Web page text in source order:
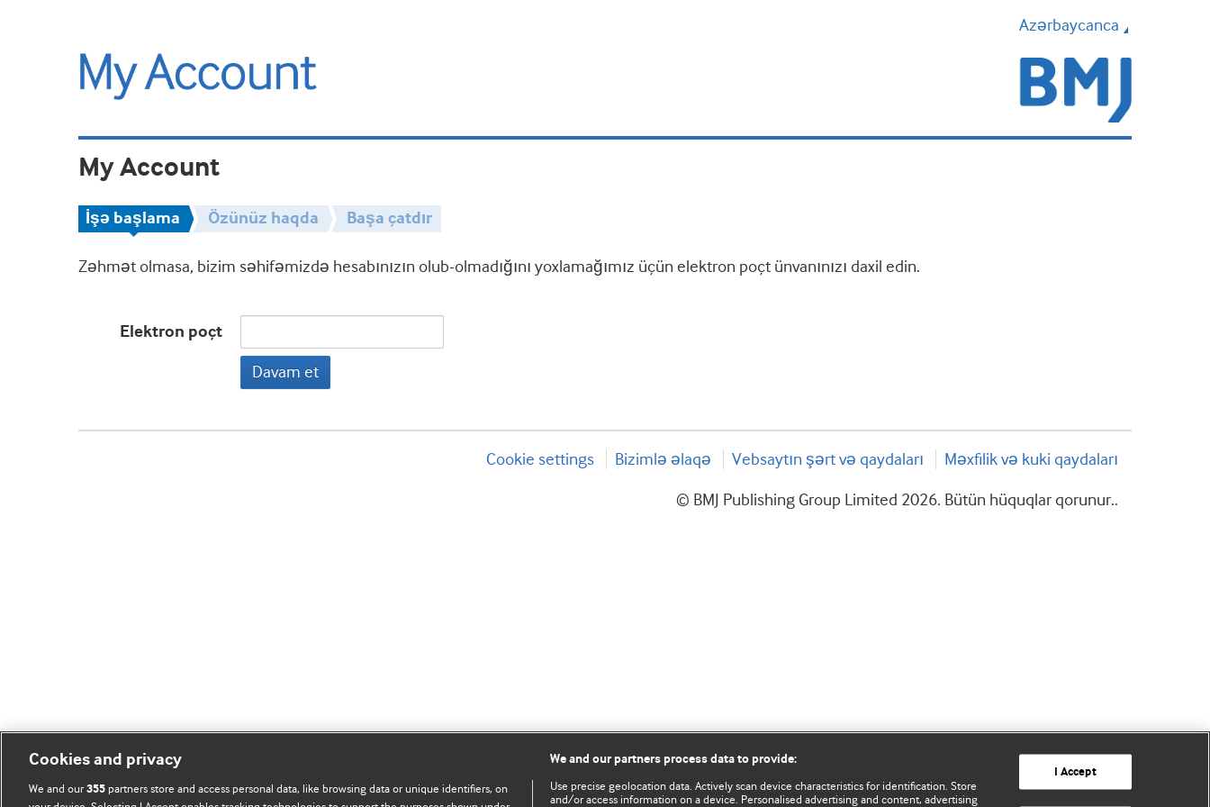
Azərbaycanca
My Account
İşə başlama Özünüz haqda Başa çatdır
Zəhmət olmasa, bizim səhifəmizdə hesabınızın olub-olmadığını yoxlamağımız üçün elektron poçt ünvanınızı daxil edin.
Elektron poçt
Davam et
Cookie settings Bizimlə əlaqə Vebsaytın şərt və qaydaları Məxfilik və kuki qaydaları
© BMJ Publishing Group Limited 2026. Bütün hüquqlar qorunur..
Cookies and privacy
We and our355 partners store and access personal data, like browsing data or unique identifiers, on
We and our partners process data to provide:
Use precise geolocation data. Actively scan device characteristics for identification. Store
and/or access information on a device. Personalised advertising and content, advertising
I Accept